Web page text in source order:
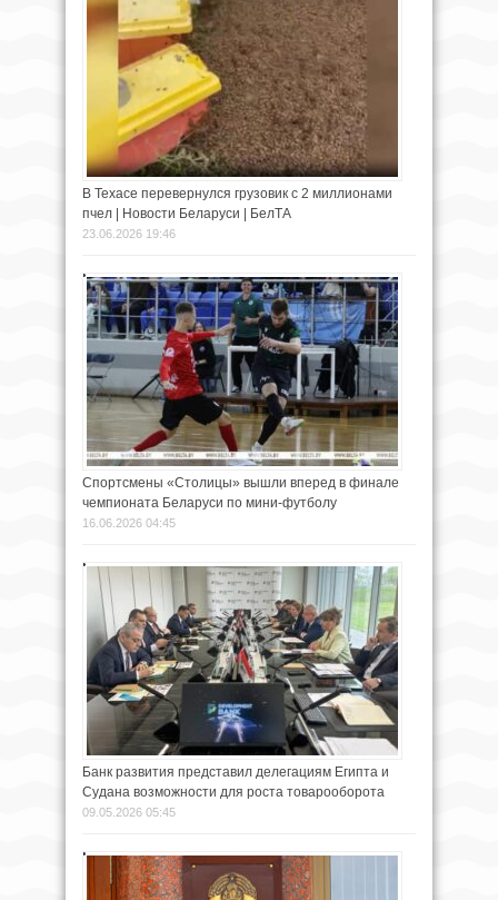
В Техасе перевернулся грузовик с 2 миллионами
пчел | Новости Беларуси | БелТА
23.06.2026 19:46
Спортсмены «Столицы» вышли вперед в финале
чемпионата Беларуси по мини-футболу
16.06.2026 04:45
Банк развития представил делегациям Египта и
Судана возможности для роста товарооборота
09.05.2026 05:45